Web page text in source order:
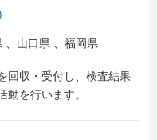
山口県 福岡県
回収・受付し、検査結果
動を行います。